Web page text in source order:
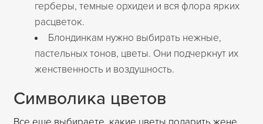
герберы, темные орхидеи и вся флора ярких
расцветок.
Блондинкам нужно выбирать нежные,
пастельных тонов, цветы. Они подчеркнут их
женственность и воздушность.
Символика цветов